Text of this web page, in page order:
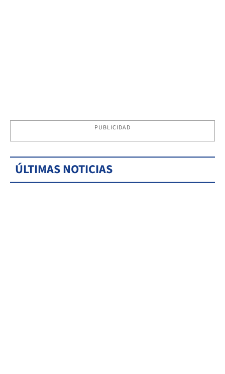
PUBLICIDAD
ÚLTIMAS NOTICIAS